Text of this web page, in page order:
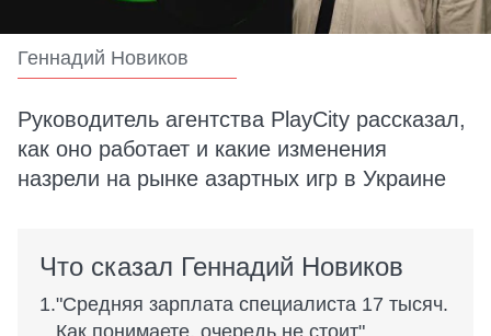
Геннадий Новиков
Руководитель агентства PlayCity рассказал,
как оно работает и какие изменения
назрели на рынке азартных игр в Украине
Что сказал Геннадий Новиков
"Средняя зарплата специалиста 17 тысяч.
Как понимаете, очередь не стоит"